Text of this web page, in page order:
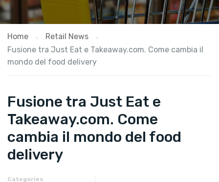
Home
Retail News
Fusione tra Just Eat e Takeaway.com. Come cambia il
mondo del food delivery
Fusione tra Just Eat e
Takeaway.com. Come
cambia il mondo del food
delivery
Categories